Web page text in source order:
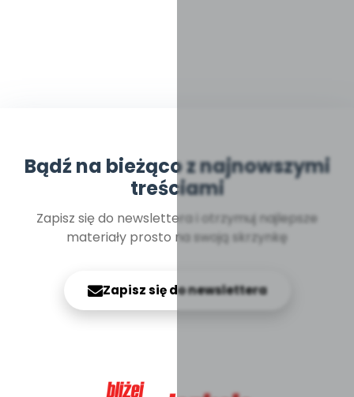
Bądź na bieżąco z najnowszymi
treściami
Zapisz się do newslettera i otrzymuj najlepsze
materiały prosto na swoją skrzynkę
Zapisz się do newslettera